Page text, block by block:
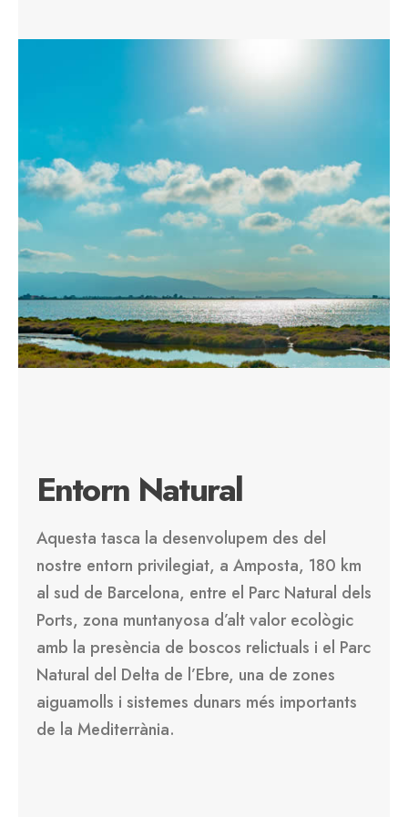
Entorn Natural
Aquesta tasca la desenvolupem des del
nostre entorn privilegiat, a Amposta, 180 km
al sud de Barcelona, entre el Parc Natural dels
Ports, zona muntanyosa d’alt valor ecològic
amb la presència de boscos relictuals i el Parc
Natural del Delta de l’Ebre, una de zones
aiguamolls i sistemes dunars més importants
de la Mediterrània.